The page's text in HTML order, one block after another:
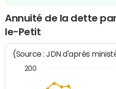
Annuité de la dette
le-Petit
(Source : JDN d'après
200